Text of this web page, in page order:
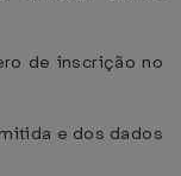
de inscrição no
e dos dados